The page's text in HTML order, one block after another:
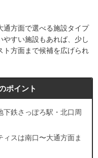
通方面で選べる施設タイプ
すい施設もあれば、少し
ト方面まで候補を広げられ
ポイント
下鉄さっぽろ駅・北口周
ィスは南口〜大通方面ま